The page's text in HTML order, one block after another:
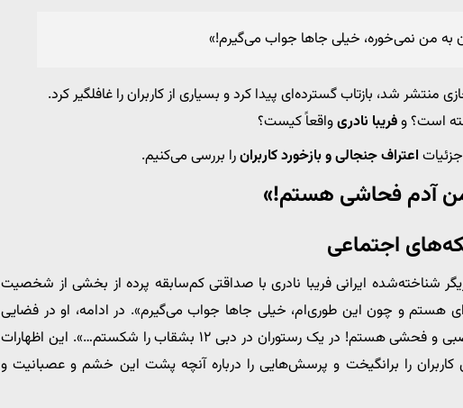
من نمی‌خوره، خیلی جاها جواب می‌گیرم!»
شد، بازتاب گسترده‌ای پیدا کرد و بسیاری از کاربران را غافلگیر کرد.
است؟ وفریبا نادریواقعاً کیست؟
اعتراف جنجالی و بازخورد کاربرانرا بررسی می‌کنیم.
«من آدم فحاشی هستم!»
اجتماعی
شناخته‌شده ایرانی فریبا نادری با صداقتی کم‌سابقه پرده از بخشی از شخصیت
و چون این طوری‌ام، خیلی جاها جواب می‌گیرم». در ادامه، او در فضایی
آزادتر از همیشه اعتراف کرد که «من خیلی عصبی و فحشی هستم! در یک رستوران در دبی ۱۲ بشقاب را شکستم…». این اظهارات
کاربران را برانگیخت و پرسش‌هایی را درباره آنچه پشت این خشم و عصبانیت و